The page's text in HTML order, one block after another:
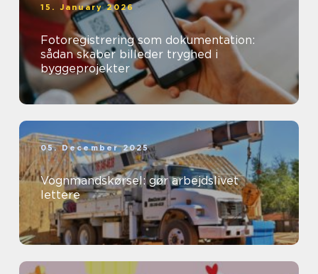
15. January 2026
Fotoregistrering som dokumentation:
sådan skaber billeder tryghed i
byggeprojekter
05. December 2025
Vognmandskørsel: gør arbejdslivet
lettere